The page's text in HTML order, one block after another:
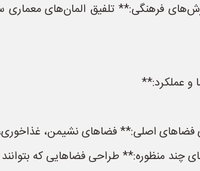
فرهنگی:** تلفیق المان‌های معماری
اصلی:** فضاهای نشیمن، غذاخوری،
چند منظوره:** طراحی فضاهایی که